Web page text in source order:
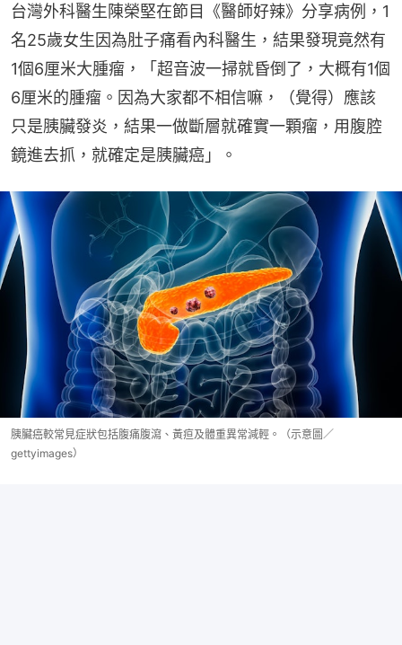
台灣外科醫生陳榮堅在節目《醫師好辣》分享病例，1
名25歲女生因為肚子痛看內科醫生，結果發現竟然有
1個6厘米大腫瘤，「超音波一掃就昏倒了，大概有1個
6厘米的腫瘤。因為大家都不相信嘛，（覺得）應該
只是胰臟發炎，結果一做斷層就確實一顆瘤，用腹腔
鏡進去抓，就確定是胰臟癌」。
胰臟癌較常見症狀包括腹痛腹瀉、黃疸及體重異常減輕。（示意圖／
gettyimages）